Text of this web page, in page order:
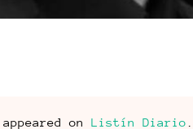
on Listín Diario